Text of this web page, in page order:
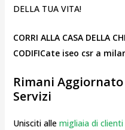
DELLA TUA VITA!
CORRI ALLA CASA DELLA
CODIFICate iseo csr a
Rimani
Servizi
Unisciti alle migliaia di